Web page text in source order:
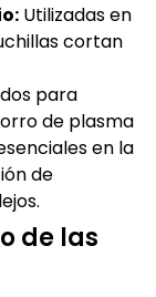
Utilizadas en
cortan
para
de plasma
en la
de
de las